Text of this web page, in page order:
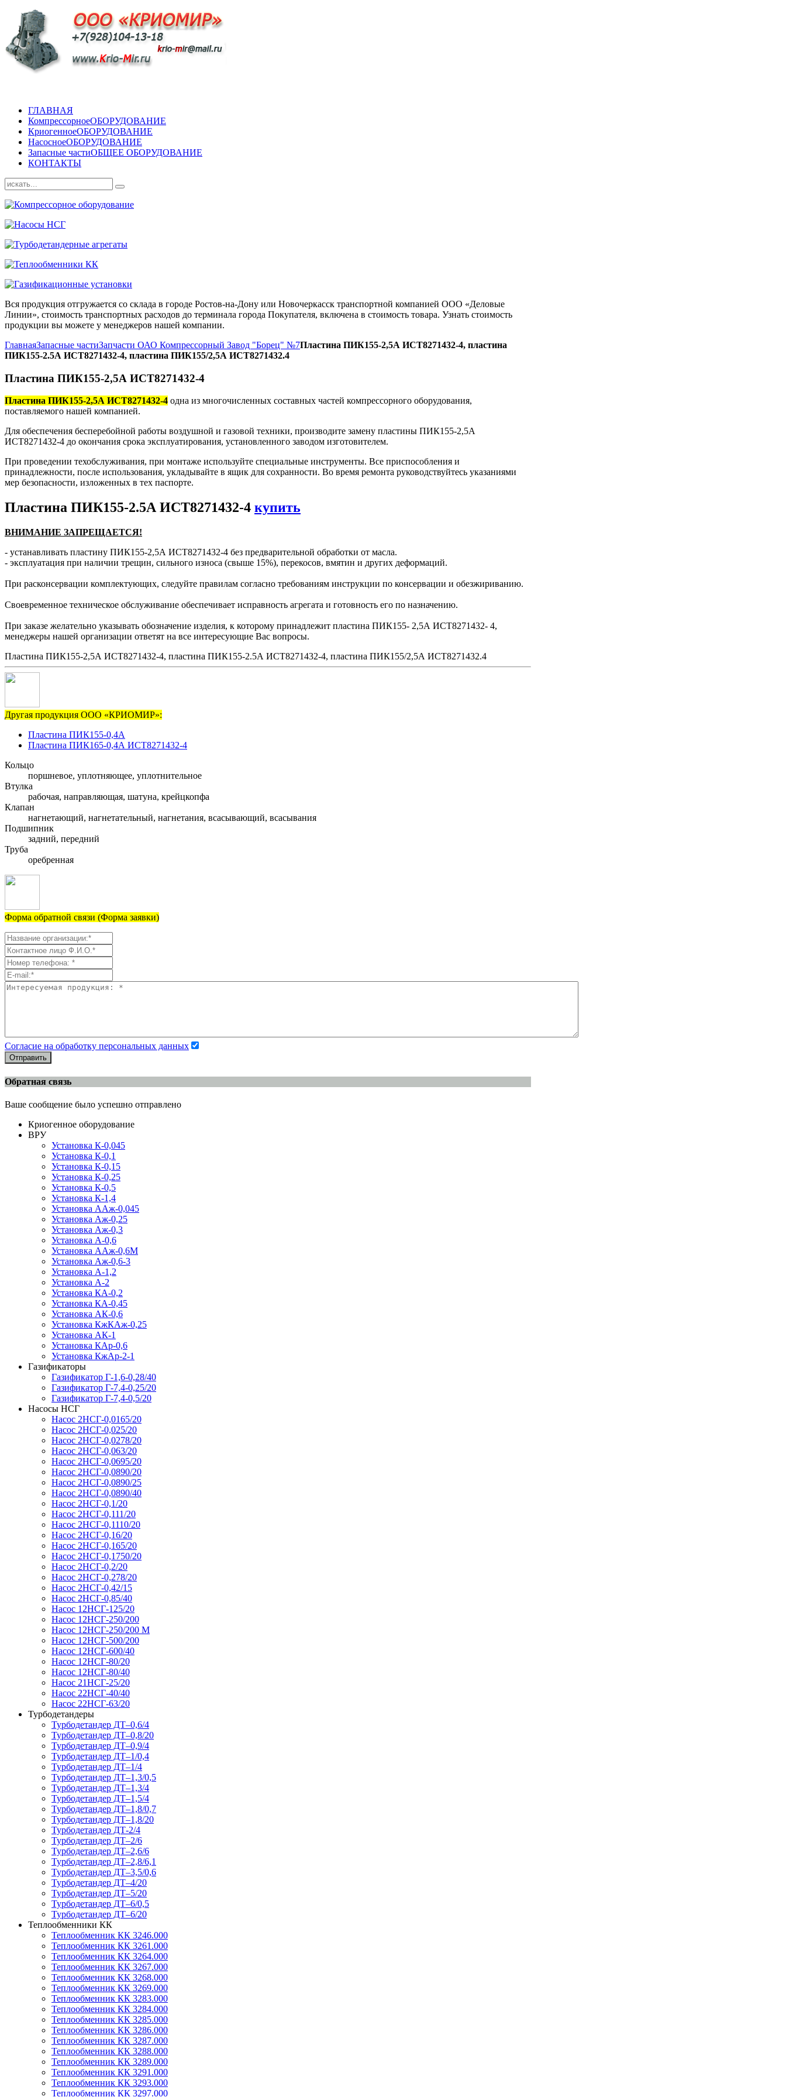
ГЛАВНАЯ
КомпрессорноеОБОРУДОВАНИЕ
КриогенноеОБОРУДОВАНИЕ
НасосноеОБОРУДОВАНИЕ
Запасные частиОБЩЕЕ ОБОРУДОВАНИЕ
КОНТАКТЫ
Вся продукция отгружается со склада в городе Ростов-на-Дону или Новочеркасск транспортной компанией ООО «Деловые
Линии», стоимость транспортных расходов до терминала города Покупателя, включена в стоимость товара. Узнать стоимость
продукции вы можете у менеджеров нашей компании.
ГлавнаяЗапасные частиЗапчасти ОАО Компрессорный Завод "Борец" №7Пластина ПИК155-2,5А ИСТ8271432-4, пластина
ПИК155-2.5А ИСТ8271432-4, пластина ПИК155/2,5А ИСТ8271432.4
Пластина ПИК155-2,5А ИСТ8271432-4
Пластина ПИК155-2,5А ИСТ8271432-4 одна из многочисленных составных частей компрессорного оборудования,
поставляемого нашей компанией.
Для обеспечения бесперебойной работы воздушной и газовой техники, производите замену пластины ПИК155-2,5А
ИСТ8271432-4 до окончания срока эксплуатирования, установленного заводом изготовителем.
При проведении техобслуживания, при монтаже используйте специальные инструменты. Все приспособления и
принадлежности, после использования, укладывайте в ящик для сохранности. Во время ремонта руководствуйтесь указаниями
мер безопасности, изложенных в тех паспорте.
Пластина ПИК155-2.5А ИСТ8271432-4 купить
ВНИМАНИЕ ЗАПРЕЩАЕТСЯ!
- устанавливать пластину ПИК155-2,5А ИСТ8271432-4 без предварительной обработки от масла.
- эксплуатация при наличии трещин, сильного износа (свыше 15%), перекосов, вмятин и других деформаций.
При расконсервации комплектующих, следуйте правилам согласно требованиям инструкции по консервации и обезжириванию.
Своевременное техническое обслуживание обеспечивает исправность агрегата и готовность его по назначению.
При заказе желательно указывать обозначение изделия, к которому принадлежит пластина ПИК155- 2,5А ИСТ8271432- 4,
менеджеры нашей организации ответят на все интересующие Вас вопросы.
Пластина ПИК155-2,5А ИСТ8271432-4, пластина ПИК155-2.5А ИСТ8271432-4, пластина ПИК155/2,5А ИСТ8271432.4
Другая продукция ООО «КРИОМИР»:
Пластина ПИК155-0,4А
Пластина ПИК165-0,4А ИСТ8271432-4
Кольцо
поршневое, уплотняющее, уплотнительное
Втулка
рабочая, направляющая, шатуна, крейцкопфа
Клапан
нагнетающий, нагнетательный, нагнетания, всасывающий, всасывания
Подшипник
задний, передний
Труба
оребренная
Форма обратной связи (Форма заявки)
Согласие на обработку персональных данных
Отправить
Обратная связь
Ваше сообщение было успешно отправлено
Криогенное оборудование
ВРУ
Установка К-0,045
Установка К-0,1
Установка К-0,15
Установка К-0,25
Установка К-0,5
Установка К-1,4
Установка ААж-0,045
Установка Аж-0,25
Установка Аж-0,3
Установка А-0,6
Установка ААж-0,6М
Установка Аж-0,6-3
Установка А-1,2
Установка А-2
Установка КА-0,2
Установка КА-0,45
Установка АК-0,6
Установка КжКАж-0,25
Установка АК-1
Установка КАр-0,6
Установка КжАр-2-1
Газификаторы
Газификатор Г-1,6-0,28/40
Газификатор Г-7,4-0,25/20
Газификатор Г-7,4-0,5/20
Насосы НСГ
Насос 2НСГ-0,0165/20
Насос 2НСГ-0,025/20
Насос 2НСГ-0,0278/20
Насос 2НСГ-0,063/20
Насос 2НСГ-0,0695/20
Насос 2НСГ-0,0890/20
Насос 2НСГ-0,0890/25
Насос 2НСГ-0,0890/40
Насос 2НСГ-0,1/20
Насос 2НСГ-0,111/20
Насос 2НСГ-0,1110/20
Насос 2НСГ-0,16/20
Насос 2НСГ-0,165/20
Насос 2НСГ-0,1750/20
Насос 2НСГ-0,2/20
Насос 2НСГ-0,278/20
Насос 2НСГ-0,42/15
Насос 2НСГ-0,85/40
Насос 12НСГ-125/20
Насос 12НСГ-250/200
Насос 12НСГ-250/200 М
Насос 12НСГ-500/200
Насос 12НСГ-600/40
Насос 12НСГ-80/20
Насос 12НСГ-80/40
Насос 21НСГ-25/20
Насос 22НСГ-40/40
Насос 22НСГ-63/20
Турбодетандеры
Турбодетандер ДТ–0,6/4
Турбодетандер ДТ–0,8/20
Турбодетандер ДТ–0,9/4
Турбодетандер ДТ–1/0,4
Турбодетандер ДТ–1/4
Турбодетандер ДТ–1,3/0,5
Турбодетандер ДТ–1,3/4
Турбодетандер ДТ–1,5/4
Турбодетандер ДТ–1,8/0,7
Турбодетандер ДТ–1,8/20
Турбодетандер ДТ-2/4
Турбодетандер ДТ–2/6
Турбодетандер ДТ–2,6/6
Турбодетандер ДТ–2,8/6,1
Турбодетандер ДТ–3,5/0,6
Турбодетандер ДТ–4/20
Турбодетандер ДТ–5/20
Турбодетандер ДТ–6/0,5
Турбодетандер ДТ–6/20
Теплообменники КК
Теплообменник КК 3246.000
Теплообменник КК 3261.000
Теплообменник КК 3264.000
Теплообменник КК 3267.000
Теплообменник КК 3268.000
Теплообменник КК 3269.000
Теплообменник КК 3283.000
Теплообменник КК 3284.000
Теплообменник КК 3285.000
Теплообменник КК 3286.000
Теплообменник КК 3287.000
Теплообменник КК 3288.000
Теплообменник КК 3289.000
Теплообменник КК 3291.000
Теплообменник КК 3293.000
Теплообменник КК 3297.000